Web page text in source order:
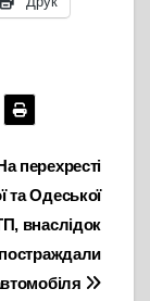
перехресті
та Одеської
внаслідок